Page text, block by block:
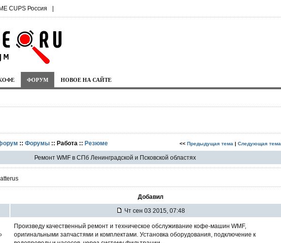
CUPS Россия |
ФОРУМ НОВОЕ НА САЙТЕ
:: Форумы:: Работа :: Резюме << Предыдущая тема | Следующая тема
Ремонт WMF в СПб Ленинградской и Псковской областях
Добавил
Чт сен 03 2015, 07:48
Произведу качественный ремонт и техническое обслуживание кофе-машин WMF,
оригинальными запчастями и комплектами. Установка оборудования, подключение к